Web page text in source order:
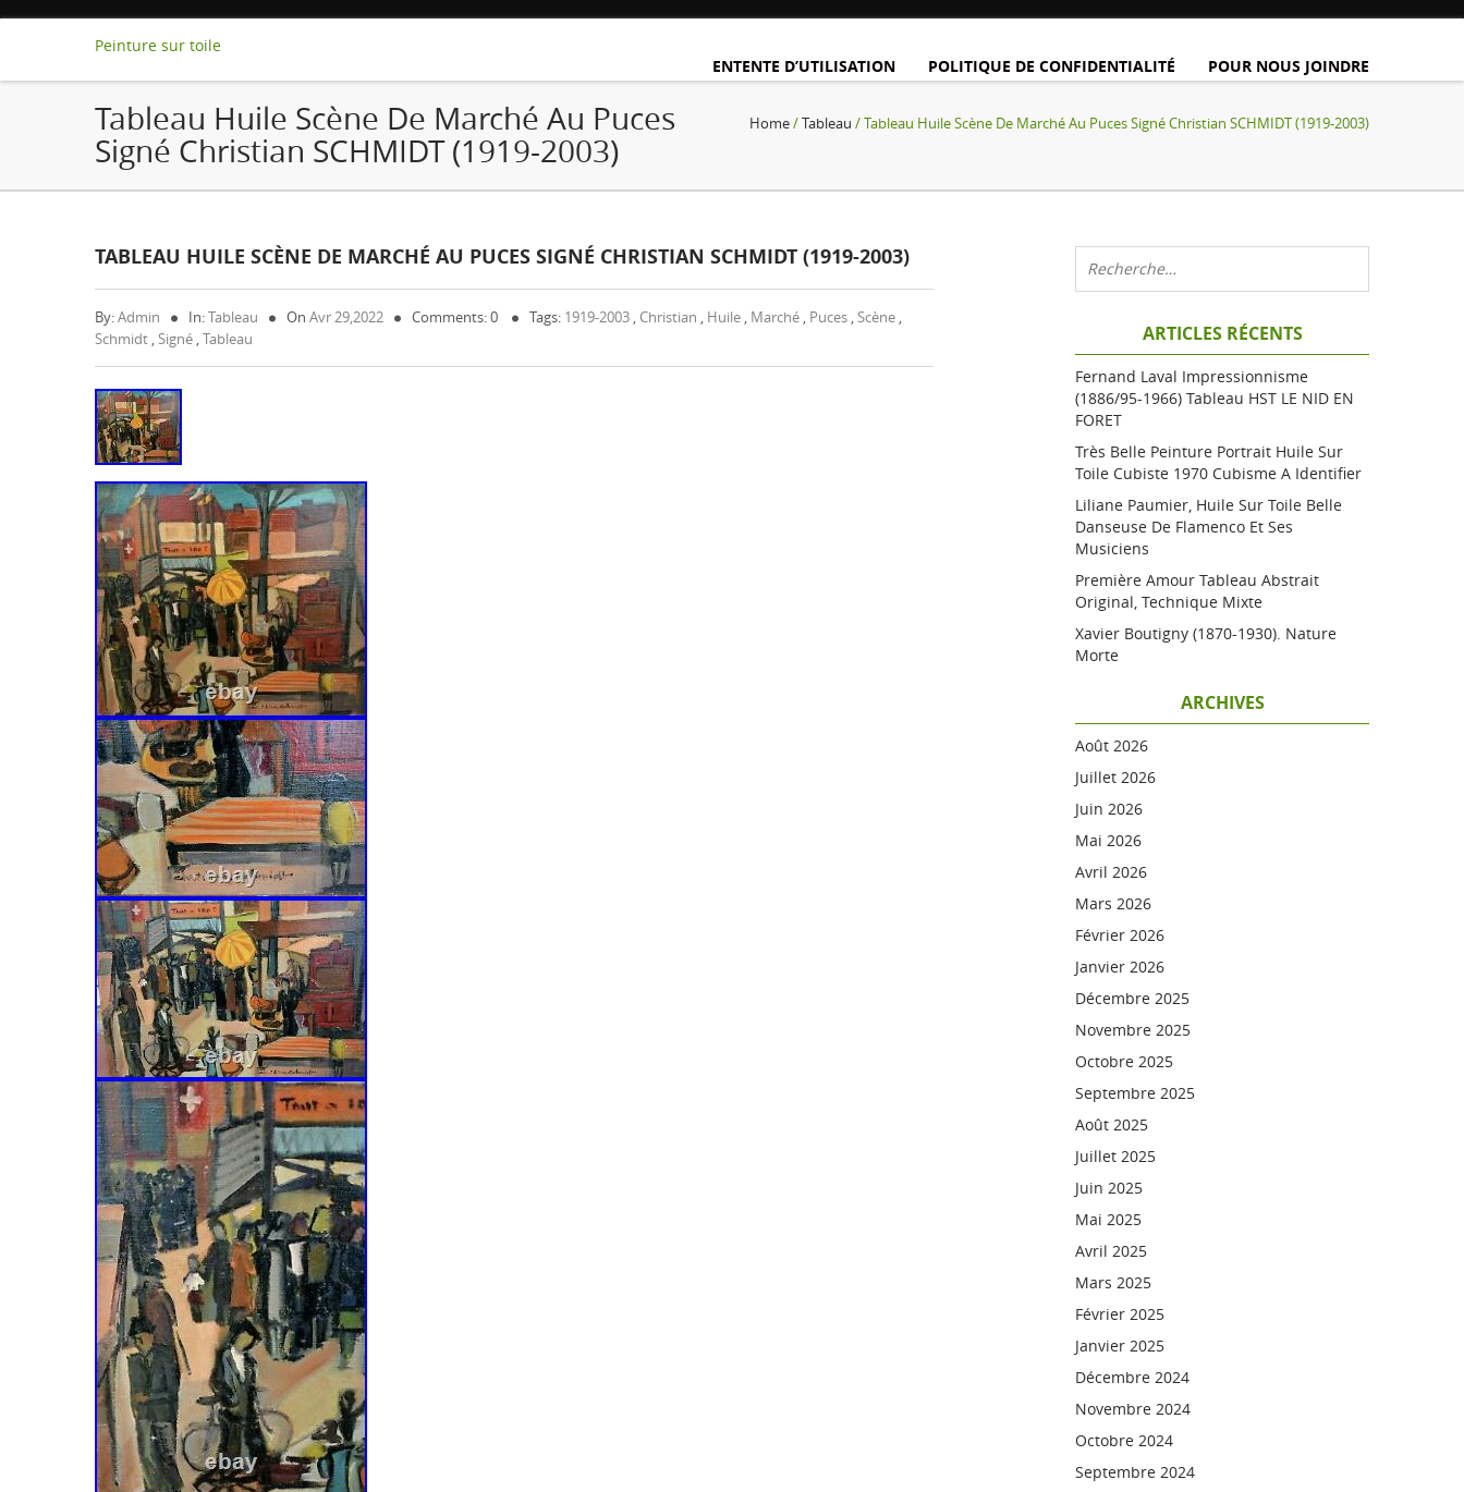
Peinture sur toile
ENTENTE D’UTILISATION
POLITIQUE DE CONFIDENTIALITÉ POUR NOUS JOINDRE
Tableau Huile Scène De Marché Au Puces
Signé Christian SCHMIDT (1919-2003)
Home/Tableau / Tableau Huile Scène De Marché Au Puces Signé Christian SCHMIDT (1919-2003)
TABLEAU HUILE SCÈNE DE MARCHÉ AU PUCES SIGNÉ CHRISTIAN SCHMIDT (1919-2003)
By:Admin In:Tableau On Avr 29,2022 Comments: 0 Tags: 1919-2003 , Christian , Huile , Marché , Puces ,Scène ,
Schmidt ,Signé ,Tableau ARTICLES RÉCENTS
Fernand Laval Impressionnisme
(1886/95-1966) Tableau HST LE NID EN
FORET
Très Belle Peinture Portrait Huile Sur
Toile Cubiste 1970 Cubisme A Identifier
Liliane Paumier, Huile Sur Toile Belle
Danseuse De Flamenco Et Ses
Musiciens
Première Amour Tableau Abstrait
Original, Technique Mixte
Xavier Boutigny (1870-1930). Nature
Morte
ARCHIVES
Août 2026
Juillet 2026
Juin 2026
Mai 2026
Avril 2026
Mars 2026
Février 2026
Janvier 2026
Décembre 2025
Novembre 2025
Octobre 2025
Septembre 2025
Août 2025
Juillet 2025
Juin 2025
Mai 2025
Avril 2025
Mars 2025
Février 2025
Janvier 2025
Décembre 2024
Novembre 2024
Octobre 2024
Septembre 2024